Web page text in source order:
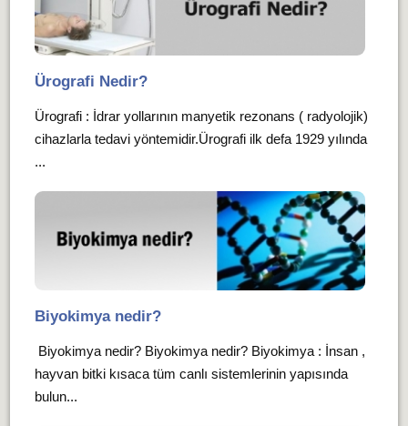
Ürografi Nedir?
Ürografi : İdrar yollarının manyetik rezonans ( radyolojik)
cihazlarla tedavi yöntemidir.Ürografi ilk defa 1929 yılında
...
Biyokimya nedir?
Biyokimya nedir? Biyokimya nedir? Biyokimya : İnsan ,
hayvan bitki kısaca tüm canlı sistemlerinin yapısında
bulun...